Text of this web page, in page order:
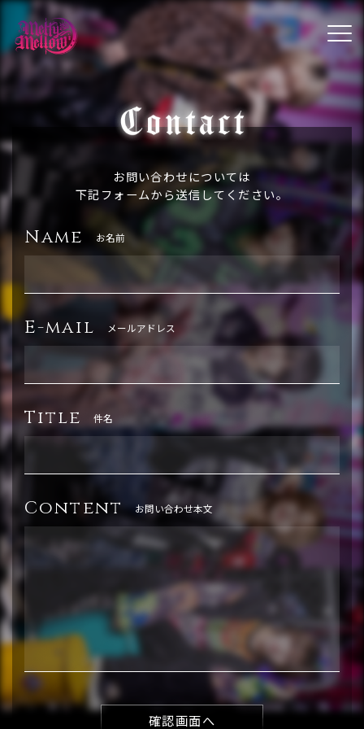
お問い合わせについては
下記フォームから送信してください。
Name お名前
E-mail メールアドレス
Title 件名
Content お問い合わせ本文